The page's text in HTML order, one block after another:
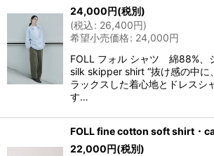
24,000円(税別)
(税込: 26,400円)
希望小売価格: 24,000円
FOLL フォル シャツ 綿88%、
silk skipper shirt “抜け感の中に
ラックスした着心地とドレスシ
す…
FOLL fine cotton soft shirt・
22,000円(税別)